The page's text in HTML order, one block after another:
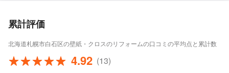
累計評価
北海道札幌市白石区の壁紙・クロスのリフォームの口コミの平均点と累計数
4.92 (13)